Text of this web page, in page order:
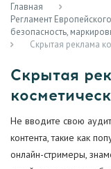
Главная
Регламент
безопасность,
Скрытая реклама
Скрытая
Не вводите свою
контента, такие как
онлайн-стримеры,